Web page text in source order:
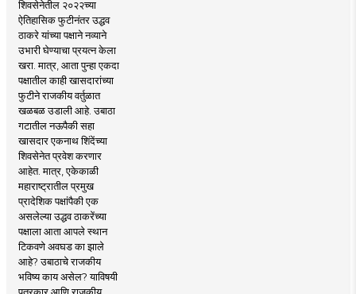
शिवसेनेतील २०२२च्या
ऐतिहासिक फुटीनंतर उद्धव
ठाकरे यांच्या पक्षाने नव्याने
उभारी घेण्याचा प्रयत्न केला
खरा. मात्र, आता पुन्हा एकदा
पक्षातील काही खासदारांच्या
फुटीने राजकीय वर्तुळात
खळबळ उडाली आहे. उबाठा
गटातील नऊपैकी सहा
खासदार एकनाथ शिंदेंच्या
शिवसेनेत प्रवेश करणार
आहेत. मात्र, एकेकाळी
महाराष्ट्रातील प्रमुख
प्रादेशिक पक्षांपैकी एक
असलेल्या उद्धव ठाकरेंच्या
पक्षाला आता आपले स्थान
टिकवणे अवघड का झाले
आहे? उबाठाचे राजकीय
भविष्य काय असेल? याविषयी